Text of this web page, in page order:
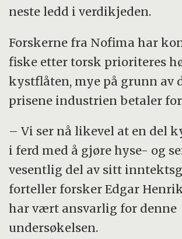
neste ledd i verdikjeden.
Forskerne fra Nofima har
fiske etter torsk prioriteres
kystflåten, mye på grunn av
prisene industrien betaler
– Vi ser nå likevel at en del
i ferd med å gjøre hyse- og
vesentlig del av sitt
forteller forsker Edgar
har vært ansvarlig for denne
undersøkelsen.